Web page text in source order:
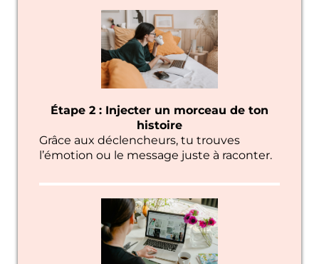
Étape 2 : Injecter un morceau de ton
histoire
Grâce aux déclencheurs, tu trouves
l’émotion ou le message juste à raconter.